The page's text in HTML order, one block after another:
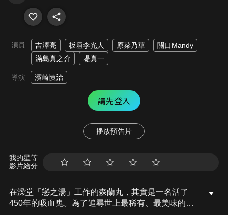
演員 吉澤亮 板垣李光人 原菜乃華
關口Mandy
滿島真之介
堤真一
導演 濱崎慎治
請先登入
播放預告片
我的星等
影片給分
在澡堂「戀之湯」工作的森蘭丸，其實是一名活了
450年的吸血鬼。為了追尋世上最稀有、最美味的